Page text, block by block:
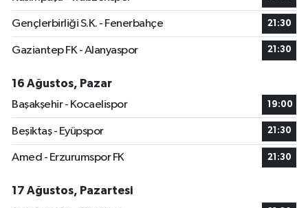
Gençlerbirliği S.K. - Fenerbahçe 21:30
Gaziantep FK - Alanyaspor 21:30
16 Ağustos, Pazar
Başakşehir - Kocaelispor
19:00
Beşiktaş - Eyüpspor 21:30
Amed - Erzurumspor FK 21:30
17 Ağustos, Pazartesi